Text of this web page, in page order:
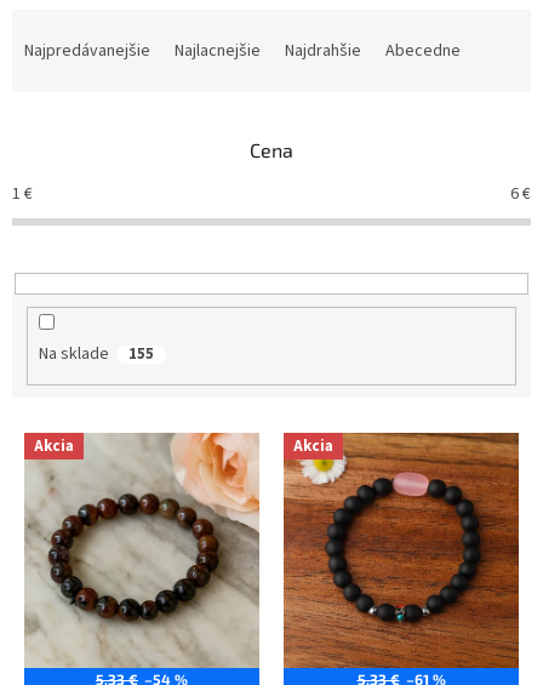
e
p
r
d
Najpredávanejšie Najlacnejšie Najdrahšie Abecedne
Cena
1 € 6€
Na sklade 155
V Akcia
5,33 € –54 %
Akcia
5,33 € –61 %